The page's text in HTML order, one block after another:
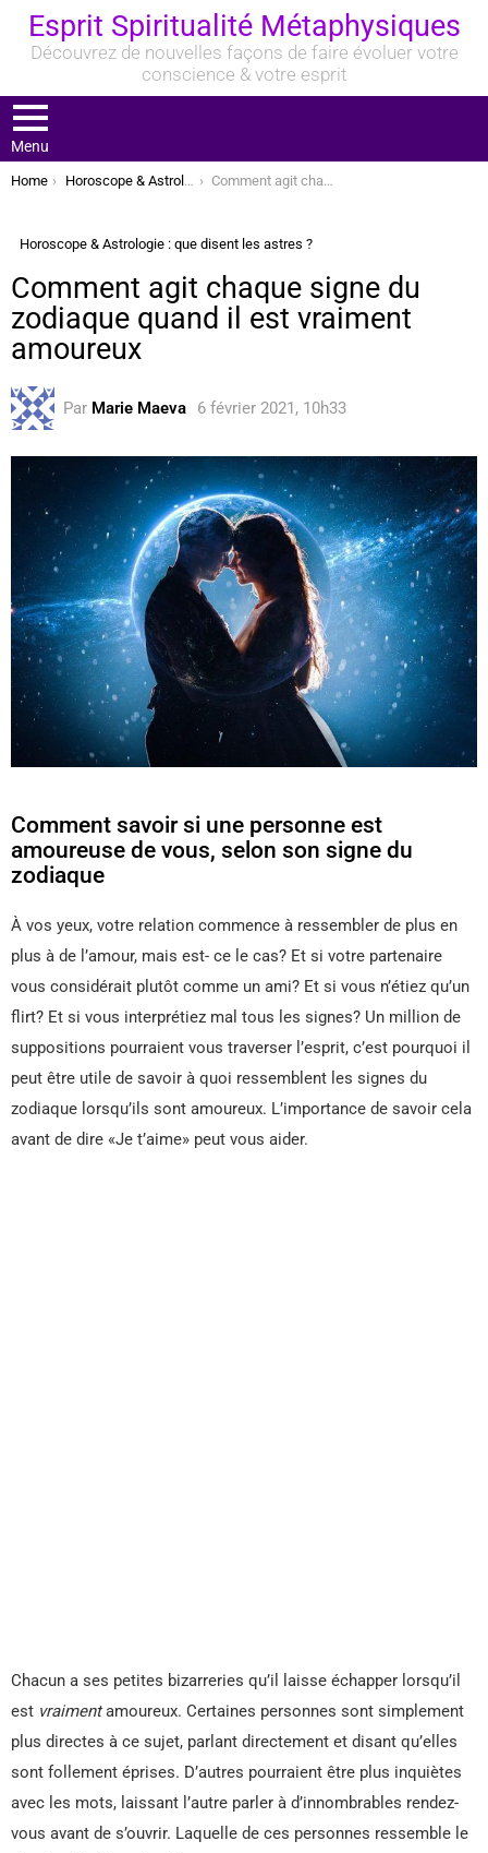
Esprit Spiritualité Métaphysiques
Découvrez de nouvelles façons de faire évoluer votre
conscience & votre esprit
Menu
You are here:
Home Horoscope & Astrologie : que disent les astres ? Comment agit chaque signe du zodiaque quand il est vraiment amoureux
Horoscope & Astrologie : que disent les astres ?
Comment agit chaque signe du
zodiaque quand il est vraiment
amoureux
Par Marie Maeva 6 février 2021, 10h33
Comment savoir si une personne est
amoureuse de vous, selon son signe du
zodiaque
À vos yeux, votre relation commence à ressembler de plus en
plus à de l’amour, mais est- ce le cas? Et si votre partenaire
vous considérait plutôt comme un ami? Et si vous n’étiez qu’un
flirt? Et si vous interprétiez mal tous les signes? Un million de
suppositions pourraient vous traverser l’esprit, c’est pourquoi il
peut être utile de savoir à quoi ressemblent les signes du
zodiaque lorsqu’ils sont amoureux. L’importance de savoir cela
avant de dire «Je t’aime» peut vous aider.
Chacun a ses petites bizarreries qu’il laisse échapper lorsqu’il
est vraimentamoureux. Certaines personnes sont simplement
plus directes à ce sujet, parlant directement et disant qu’elles
sont follement éprises. D’autres pourraient être plus inquiètes
avec les mots, laissant l’autre parler à d’innombrables rendez-
vous avant de s’ouvrir. Laquelle de ces personnes ressemble le